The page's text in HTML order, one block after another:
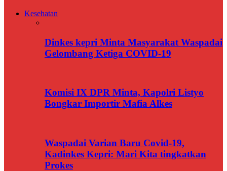
Kesehatan
Dinkes kepri Minta Masyarakat Waspadai
Gelombang Ketiga COVID-19
Komisi IX DPR Minta, Kapolri Listyo
Bongkar Importir Mafia Alkes
Waspadai Varian Baru Covid-19,
Kadinkes Kepri: Mari Kita tingkatkan
Prokes